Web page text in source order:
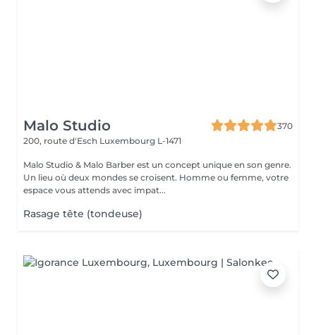
Malo Studio
370
200, route d'Esch Luxembourg L-1471
Malo Studio & Malo Barber est un concept unique en son genre.
Un lieu où deux mondes se croisent. Homme ou femme, votre
espace vous attends avec impat...
Rasage tête (tondeuse)